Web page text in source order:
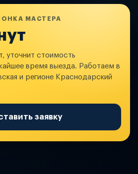
МАСТЕРА
уточнит стоимость
время выезда. Работаем в
и регионе Краснодарский
заявку